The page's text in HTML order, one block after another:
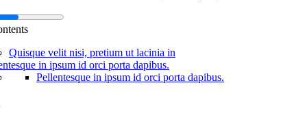
Quisque velit nisi, pretium ut lacinia in
in ipsum id orci porta dapibus.
Pellentesque in ipsum id orci porta dapibus.